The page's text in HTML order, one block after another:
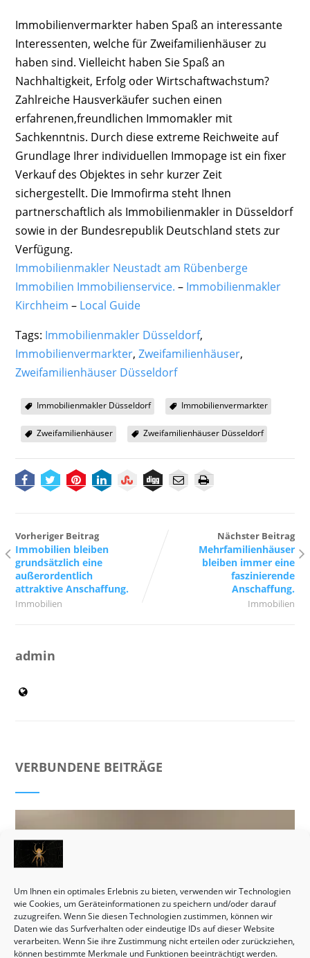
Um Ihnen ein optimales Erlebnis zu bieten, verwenden wir Technologien
wie Cookies, um Geräteinformationen zu speichern und/oder darauf
zuzugreifen. Wenn Sie diesen Technologien zustimmen, können wir
Daten wie das Surfverhalten oder eindeutige IDs auf dieser Website
verarbeiten. Wenn Sie ihre Zustimmung nicht erteilen oder zurückziehen,
können bestimmte Merkmale und Funktionen beeinträchtigt werden.
Immobilienvermarkter haben Spaß an interessante
Interessenten, welche für Zweifamilienhäuser zu
haben sind. Vielleicht haben Sie Spaß an
Nachhaltigkeit, Erfolg oder Wirtschaftwachstum?
Zahlreiche Hausverkäufer suchen einen
erfahrenen,freundlichen Immomakler mit
Sachkenntnis. Durch diese extreme Reichweite auf
Grundlage Ihrer individuellen Immopage ist ein fixer
Verkauf des Objektes in sehr kurzer Zeit
sichergestellt. Die Immofirma steht Ihnen
partnerschaftlich als Immobilienmakler in Düsseldorf
sowie in der Bundesrepublik Deutschland stets zur
Verfügung.
Immobilienmakler Neustadt am Rübenberge
Immobilien Immobilienservice. – Immobilienmakler
Kirchheim – Local Guide
Tags: Immobilienmakler Düsseldorf,
Immobilienvermarkter, Zweifamilienhäuser,
Zweifamilienhäuser Düsseldorf
Immobilienmakler Düsseldorf Immobilienvermarkter
Zweifamilienhäuser Zweifamilienhäuser Düsseldorf
Vorheriger Beitrag
Immobilien bleiben
grundsätzlich eine
außerordentlich
attraktive Anschaffung.
Immobilien
Nächster Beitrag
Mehrfamilienhäuser
bleiben immer eine
faszinierende
Anschaffung.
Immobilien
admin
VERBUNDENE BEITRÄGE